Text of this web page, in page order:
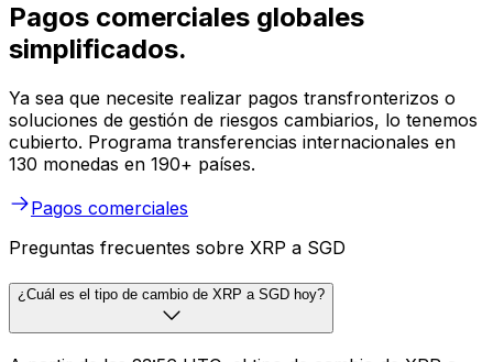
Pagos comerciales globales
simplificados.
Ya sea que necesite realizar pagos transfronterizos o
soluciones de gestión de riesgos cambiarios, lo tenemos
cubierto. Programa transferencias internacionales en
130 monedas en 190+ países.
Pagos comerciales
Preguntas frecuentes sobre XRP a SGD
¿Cuál es el tipo de cambio de XRP a SGD hoy?